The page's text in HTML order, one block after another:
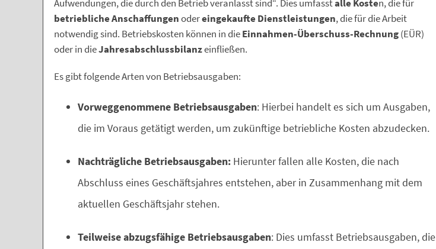
Aufwendungen, die durch den Betrieb veranlasst sind“. Dies umfasstalle Kosten, die für
betriebliche Anschaffungenodereingekaufte Dienstleistungen, die für die Arbeit
notwendig sind. Betriebskosten können in dieEinnahmen-Überschuss-Rechnung(EÜR)
oder in dieJahresabschlussbilanzeinfließen.
Es gibt folgende Arten von Betriebsausgaben:
Vorweggenommene Betriebsausgaben: Hierbei handelt es sich um Ausgaben,
die im Voraus getätigt werden, um zukünftige betriebliche Kosten abzudecken.
Nachträgliche Betriebsausgaben: Hierunter fallen alle Kosten, die nach
Abschluss eines Geschäftsjahres entstehen, aber in Zusammenhang mit dem
aktuellen Geschäftsjahr stehen.
Teilweise abzugsfähige Betriebsausgaben: Dies umfasst Betriebsausgaben, die